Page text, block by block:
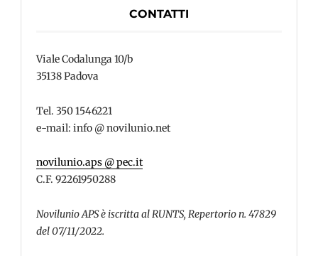
CONTATTI
Viale Codalunga 10/b
35138 Padova
Tel. 350 1546221
e-mail: info @ novilunio.net
novilunio.aps @ pec.it
C.F. 92261950288
Novilunio APS è iscritta al RUNTS, Repertorio n. 47829
del 07/11/2022.